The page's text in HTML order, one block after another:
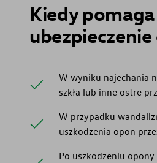
Kiedy pomaga
W wyniku najechania
szkła lub inne ostre
W przypadku
uszkodzenia opon
Po uszkodzeniu